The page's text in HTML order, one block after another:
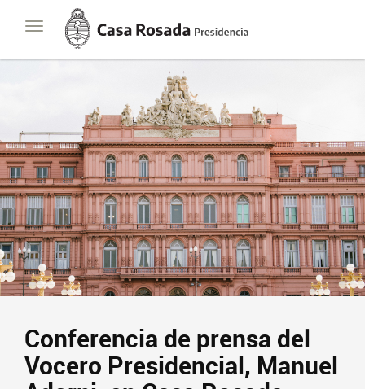
Toggle
navigation
Casa
Rosada
Presidencia
de
Conferencia de prensa del
Vocero Presidencial, Manuel